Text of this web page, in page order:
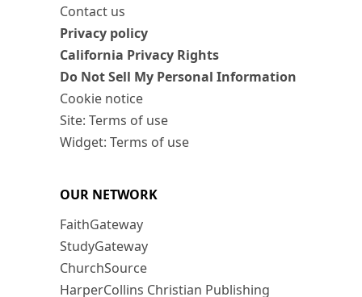
Contact us
Privacy policy
California Privacy Rights
Do Not Sell My Personal Information
Cookie notice
Site: Terms of use
Widget: Terms of use
OUR NETWORK
FaithGateway
StudyGateway
ChurchSource
HarperCollins Christian Publishing